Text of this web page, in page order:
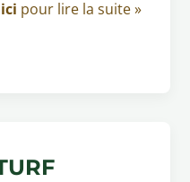
pour lire la suite »